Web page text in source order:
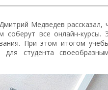
Медведев рассказал,
соберут все онлайн-
При этом итогом
студента